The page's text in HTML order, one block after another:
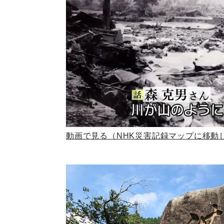
動画で見る（NHK災害記録マップに移動